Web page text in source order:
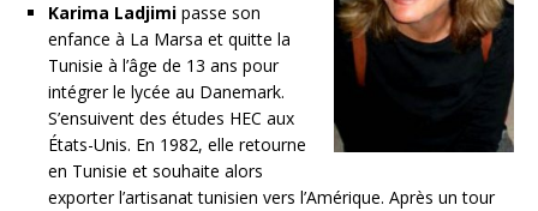
Karima Ladjimi passe son
enfance à La Marsa et quitte la
Tunisie à l’âge de 13 ans pour
intégrer le lycée au Danemark.
S’ensuivent des études HEC aux
États-Unis. En 1982, elle retourne
en Tunisie et souhaite alors
exporter l’artisanat tunisien vers l’Amérique. Après un tour